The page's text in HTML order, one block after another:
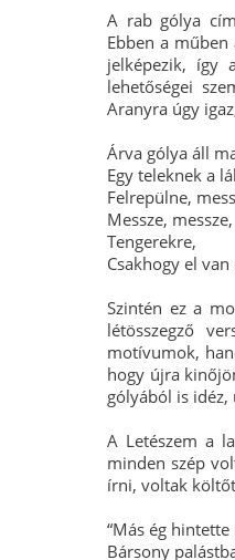
A rab gólya
Ebben a
jelképezik, így
lehetőségei
Aranyra úgy
Árva gólya áll
Egy teleknek a
Felrepülne,
Messze, messze,
Tengerekre,
Csakhogy el
Szintén ez a
létösszegző
motívumok,
hogy újra
gólyából is
A Letészem a
minden szép
írni, voltak
“Más ég
Bársony